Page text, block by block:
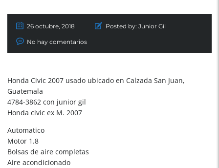
26 octubre, 2018 Posted by: Junior Gil
No hay comentarios
Honda Civic 2007 usado ubicado en Calzada San Juan,
Guatemala
4784-3862 con junior gil
Honda civic ex M. 2007
Automatico
Motor 1.8
Bolsas de aire completas
Aire acondicionado